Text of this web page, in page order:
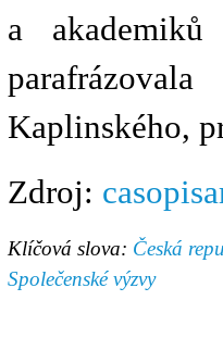
a
Kaplinského,
Zdroj:
Klíčová slova: Česká
Společenské výzvy